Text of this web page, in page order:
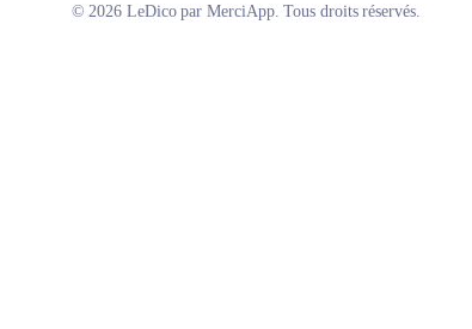
© 2026 LeDico par MerciApp. Tous droits réservés.